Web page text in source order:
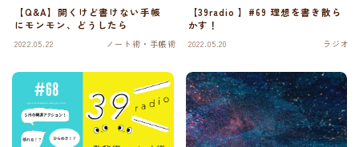
【Q&A】開くけど書けない手帳
にモンモン、どうしたら
2022.05.22 ノート術・手帳術
【39radio 】#69 理想を書き散ら
かす！
2022.05.20 ラジオ